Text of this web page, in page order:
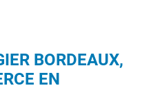
BORDEAUX,
EN